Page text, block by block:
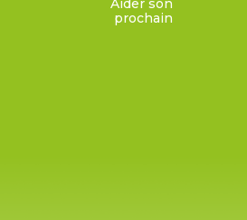
Aider son
prochain